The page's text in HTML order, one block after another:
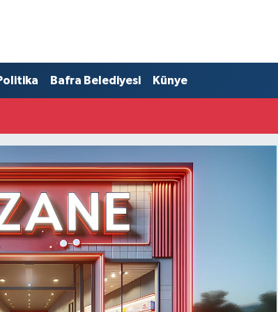
Bafra Belediyesi Künye